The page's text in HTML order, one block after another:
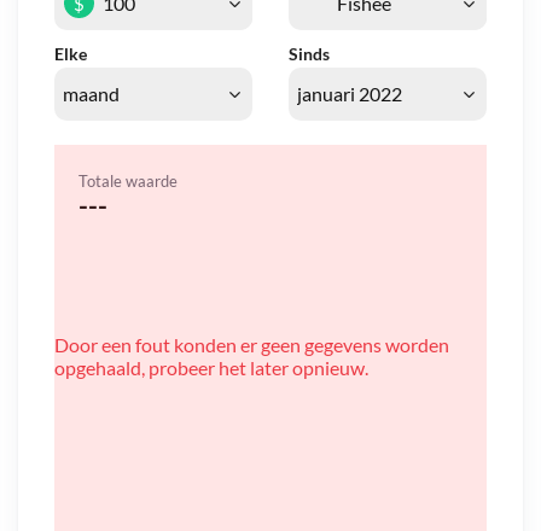
Elke Sinds
Totale waarde
---
Door een fout konden er geen gegevens worden
opgehaald, probeer het later opnieuw.